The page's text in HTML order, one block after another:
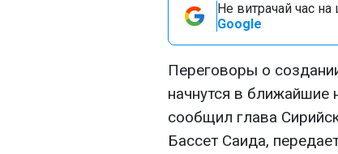
Не витрачай час на
Google
Переговоры о
начнутся в ближайшие
сообщил глава
Бассет Саида,